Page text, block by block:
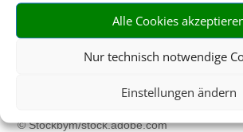
Alle Cookies
Nur technisch notwendige
Einstellungen ändern
Kreuzfahrt
© Rawpixel.com
© Stockbym/stock.adobe.com